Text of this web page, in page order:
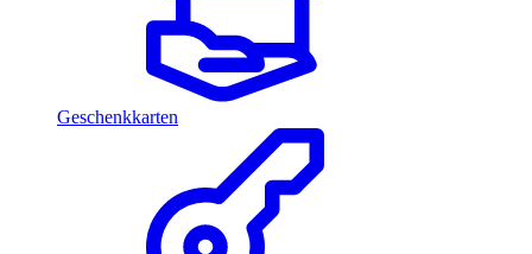
Geschenkkarten